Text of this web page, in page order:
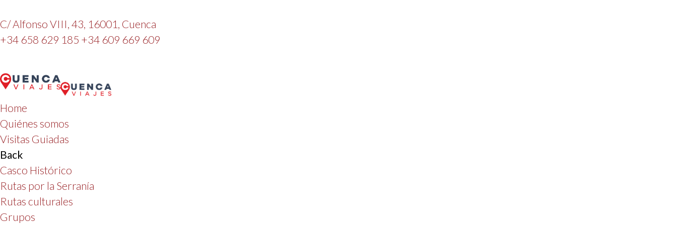
C/ Alfonso VIII, 43, 16001, Cuenca
+34 658 629 185 +34 609 669 609
Home
Quiénes somos
Visitas Guiadas
Back
Casco Histórico
Rutas por la Serranía
Rutas culturales
Grupos